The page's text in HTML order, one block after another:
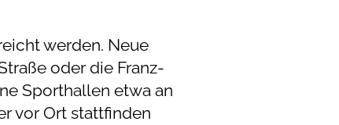
werden. Neue
oder die Franz-
Sporthallen etwa an
vor Ort stattfinden